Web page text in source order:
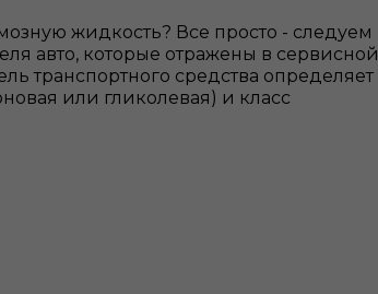
жидкость? Все просто - следуем
авто, которые отражены в сервисной
транспортного средства определяет
или гликолевая) и класс